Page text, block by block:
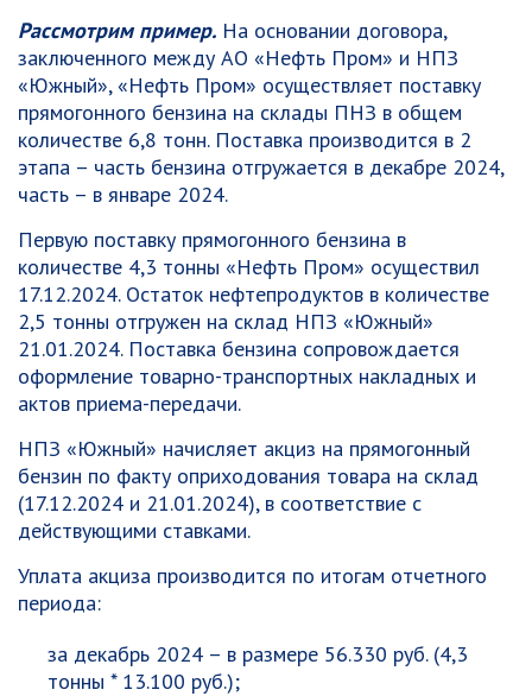
Рассмотрим пример. На основании договора,
заключенного между АО «Нефть Пром» и НПЗ
«Южный», «Нефть Пром» осуществляет поставку
прямогонного бензина на склады ПНЗ в общем
количестве 6,8 тонн. Поставка производится в 2
этапа – часть бензина отгружается в декабре 2024,
часть – в январе 2024.
Первую поставку прямогонного бензина в
количестве 4,3 тонны «Нефть Пром» осуществил
17.12.2024. Остаток нефтепродуктов в количестве
2,5 тонны отгружен на склад НПЗ «Южный»
21.01.2024. Поставка бензина сопровождается
оформление товарно-транспортных накладных и
актов приема-передачи.
НПЗ «Южный» начисляет акциз на прямогонный
бензин по факту оприходования товара на склад
(17.12.2024 и 21.01.2024), в соответствие с
действующими ставками.
Уплата акциза производится по итогам отчетного
периода:
за декабрь 2024 – в размере 56.330 руб. (4,3
тонны * 13.100 руб.);